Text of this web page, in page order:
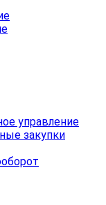
управление
закупки